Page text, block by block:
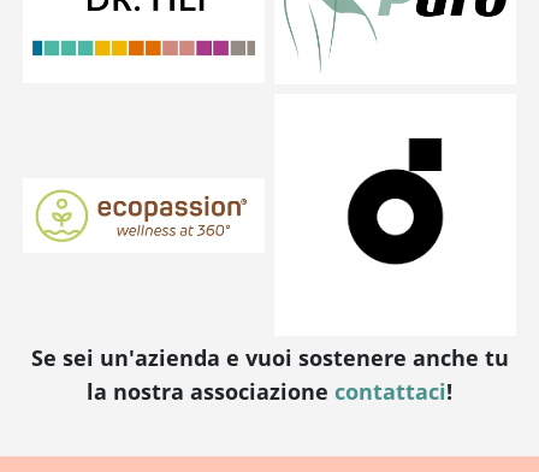
Se sei un'azienda e vuoi sostenere anche tu
la nostra associazione contattaci!